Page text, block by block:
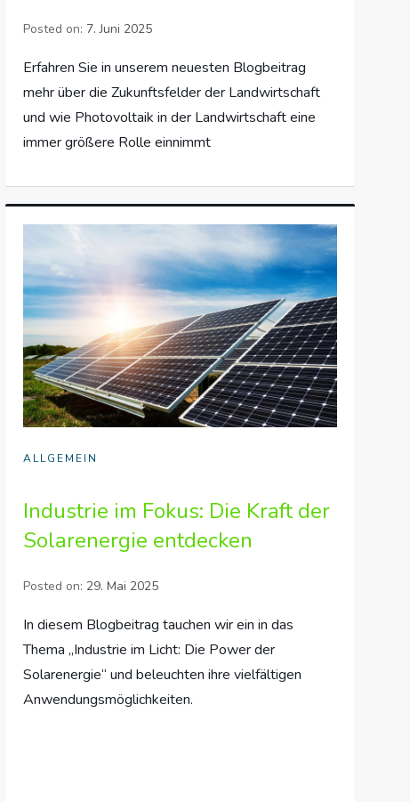
Posted on: 7. Juni 2025
Erfahren Sie in unserem neuesten Blogbeitrag
mehr über die Zukunftsfelder der Landwirtschaft
und wie Photovoltaik in der Landwirtschaft eine
immer größere Rolle einnimmt
ALLGEMEIN
Industrie im Fokus: Die Kraft der
Solarenergie entdecken
Posted on: 29. Mai 2025
In diesem Blogbeitrag tauchen wir ein in das
Thema „Industrie im Licht: Die Power der
Solarenergie“ und beleuchten ihre vielfältigen
Anwendungsmöglichkeiten.